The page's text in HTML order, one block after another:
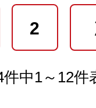
2
件中1～12件